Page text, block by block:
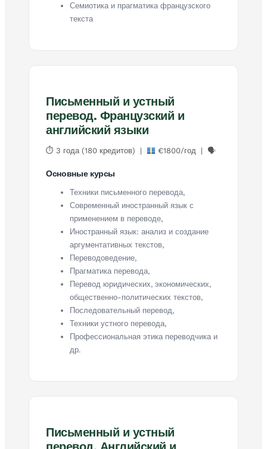
Семиотика и прагматика французского
текста
Письменный и устный
перевод. Французский и
английский языки
⏱ 3 года (180 кредитов) | €1800/год | 🗣
Основные курсы
Техники письменного перевода,
Современный иностранный язык с
применением в переводе,
Иностранный язык: анализ и создание
аргументативных текстов,
Переводоведение,
Прагматика перевода,
Перевод юридических, экономических,
общественно-политических текстов,
Последовательный перевод,
Техники устного перевода,
Профессиональная этика переводчика и
др.
Письменный и устный